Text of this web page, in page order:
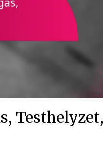
Testhelyzet,